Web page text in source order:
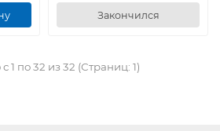
Закончился
1 по 32 из 32 (Страниц: 1)